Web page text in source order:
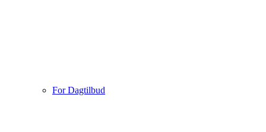
For Dagtilbud